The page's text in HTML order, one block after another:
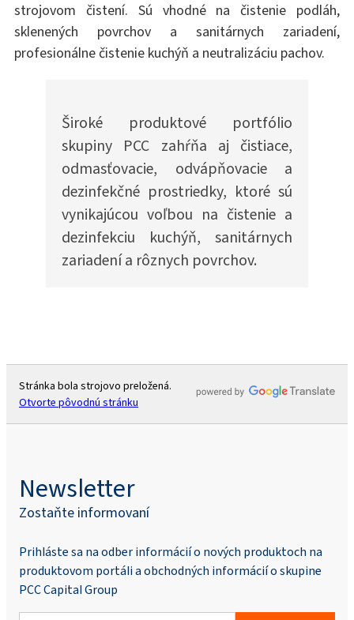
strojovom čistení. Sú vhodné na čistenie podláh,
sklenených povrchov a sanitárnych zariadení,
profesionálne čistenie kuchýň a neutralizáciu pachov.
Široké produktové portfólio
skupiny PCC zahŕňa aj čistiace,
odmasťovacie, odvápňovacie a
dezinfekčné prostriedky, ktoré sú
vynikajúcou voľbou na čistenie a
dezinfekciu kuchýň, sanitárnych
zariadení a rôznych povrchov.
Stránka bola strojovo preložená.
Otvorte pôvodnú stránku
Newsletter
Zostaňte informovaní
Prihláste sa na odber informácií o nových produktoch na
produktovom portáli a obchodných informácií o skupine
PCC Capital Group